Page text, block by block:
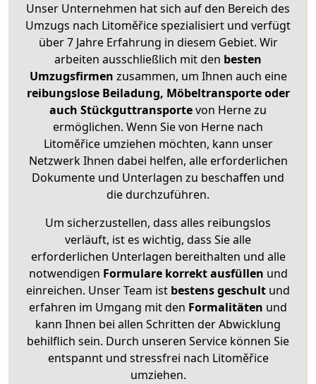
Unser Unternehmen hat sich auf den Bereich des
Umzugs nach Litoměřice spezialisiert und verfügt
über 7 Jahre Erfahrung in diesem Gebiet. Wir
arbeiten ausschließlich mit den besten
Umzugsfirmen zusammen, um Ihnen auch eine
reibungslose Beiladung, Möbeltransporte oder
auch Stückguttransportevon Herne zu
ermöglichen. Wenn Sie von Herne nach
Litoměřice umziehen möchten, kann unser
Netzwerk Ihnen dabei helfen, alle erforderlichen
Dokumente und Unterlagen zu beschaffen und
die durchzuführen.
Um sicherzustellen, dass alles reibungslos
verläuft, ist es wichtig, dass Sie alle
erforderlichen Unterlagen bereithalten und alle
notwendigen Formulare korrekt ausfüllen und
einreichen. Unser Team ist bestens geschult und
erfahren im Umgang mit den Formalitäten und
kann Ihnen bei allen Schritten der Abwicklung
behilflich sein. Durch unseren Service können Sie
entspannt und stressfrei nach Litoměřice
umziehen.